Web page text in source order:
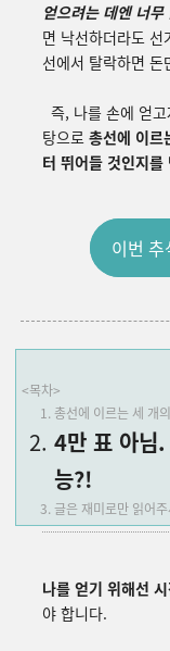
얻으려는 데엔 너
면 낙선하더라도
선에서 탈락하면
즉, 나를 손에 얻
탕으로 총선에 이르
터 뛰어들 것인지를
이번
<목차>
총선에 이르는 세 개
4만 표 아님
능?!
글은 재미로만 읽어
나를 얻기 위해선
야 합니다.